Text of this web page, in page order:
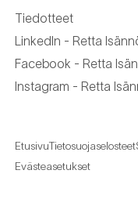
Tiedotteet
LinkedIn - Retta
Facebook - Retta
Instagram - Retta
EtusivuTietosuojaselosteet
Evästeasetukset